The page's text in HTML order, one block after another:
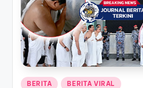
a
T
e
r
k
Posted
BERITA BERITA VIRAL